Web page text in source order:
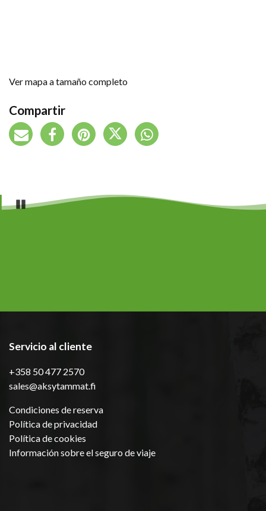
Ver mapa a tamaño completo
Compartir
Pause
Servicio al cliente
+358 50 477 2570
sales@aksytammat.fi
Condiciones de reserva
Política de privacidad
Política de cookies
Información sobre el seguro de viaje